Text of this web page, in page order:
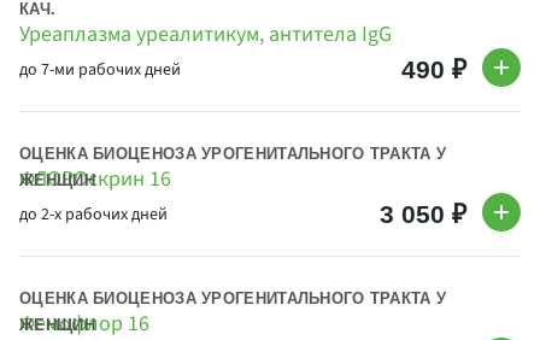
Уреаплазма уреалитикум, антитела IgG
КАЧ.
до 7-ми рабочих дней 490 ₽
ФЛОРОскрин 16
ОЦЕНКА БИОЦЕНОЗА УРОГЕНИТАЛЬНОГО ТРАКТА У
ЖЕНЩИН
до 2-х рабочих дней 3 050 ₽
Фемофлор 16
ОЦЕНКА БИОЦЕНОЗА УРОГЕНИТАЛЬНОГО ТРАКТА У
ЖЕНЩИН